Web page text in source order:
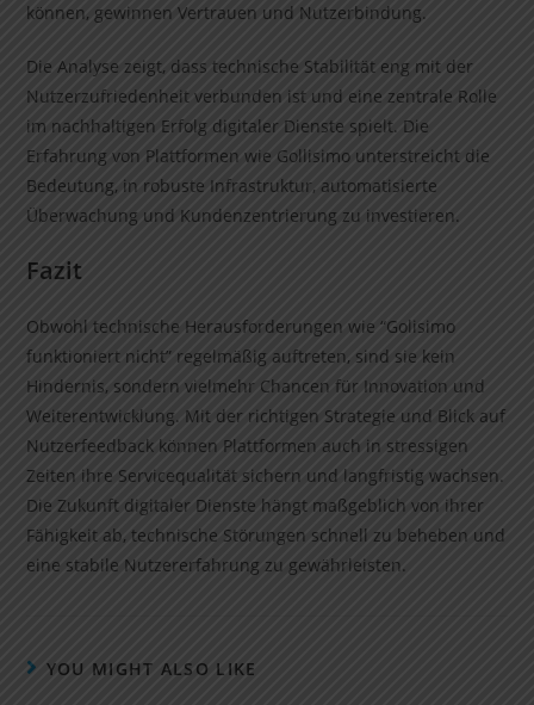
können, gewinnen Vertrauen und Nutzerbindung.
Die Analyse zeigt, dass technische Stabilität eng mit der
Nutzerzufriedenheit verbunden ist und eine zentrale Rolle
im nachhaltigen Erfolg digitaler Dienste spielt. Die
Erfahrung von Plattformen wie Gollisimo unterstreicht die
Bedeutung, in robuste Infrastruktur, automatisierte
Überwachung und Kundenzentrierung zu investieren.
Fazit
Obwohl technische Herausforderungen wie “Golisimo
funktioniert nicht” regelmäßig auftreten, sind sie kein
Hindernis, sondern vielmehr Chancen für Innovation und
Weiterentwicklung. Mit der richtigen Strategie und Blick auf
Nutzerfeedback können Plattformen auch in stressigen
Zeiten ihre Servicequalität sichern und langfristig wachsen.
Die Zukunft digitaler Dienste hängt maßgeblich von ihrer
Fähigkeit ab, technische Störungen schnell zu beheben und
eine stabile Nutzererfahrung zu gewährleisten.
YOU MIGHT ALSO LIKE